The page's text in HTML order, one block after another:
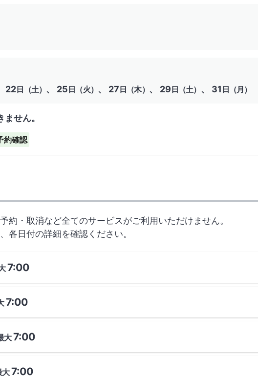
22日（土） 、 25日（火） 、 27日（木） 、 29日（土） 、 31 日（月）
せん。
約確認
約・取消など全てのサービスがご利用いただけません。
各日付の詳細を確認ください。
7:00
7:00
大7:00
大7:00